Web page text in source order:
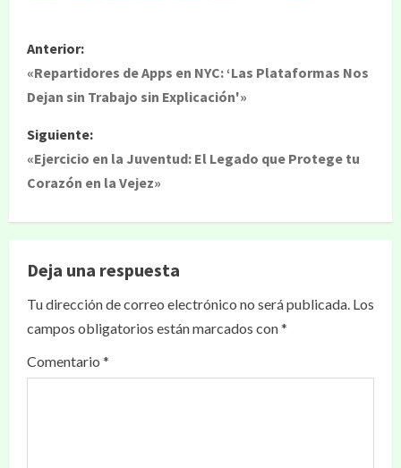
Anterior:
«Repartidores de Apps en NYC: ‘Las Plataformas Nos
Dejan sin Trabajo sin Explicación'»
Siguiente:
«Ejercicio en la Juventud: El Legado que Protege tu
Corazón en la Vejez»
Deja una respuesta
Tu dirección de correo electrónico no será publicada. Los
campos obligatorios están marcados con*
Comentario *